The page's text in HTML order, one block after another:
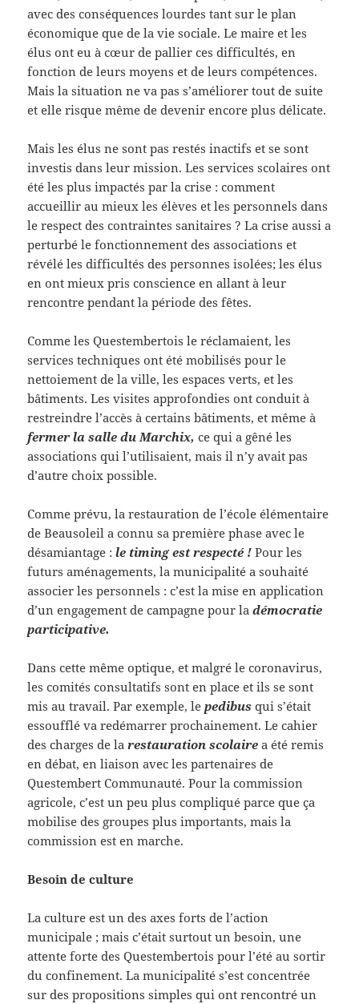
avec des conséquences lourdes tant sur le plan
économique que de la vie sociale. Le maire et les
élus ont eu à cœur de pallier ces difficultés, en
fonction de leurs moyens et de leurs compétences.
Mais la situation ne va pas s’améliorer tout de suite
et elle risque même de devenir encore plus délicate.
Mais les élus ne sont pas restés inactifs et se sont
investis dans leur mission. Les services scolaires ont
été les plus impactés par la crise : comment
accueillir au mieux les élèves et les personnels dans
le respect des contraintes sanitaires ? La crise aussi a
perturbé le fonctionnement des associations et
révélé les difficultés des personnes isolées; les élus
en ont mieux pris conscience en allant à leur
rencontre pendant la période des fêtes.
Comme les Questembertois le réclamaient, les
services techniques ont été mobilisés pour le
nettoiement de la ville, les espaces verts, et les
bâtiments. Les visites approfondies ont conduit à
restreindre l’accès à certains bâtiments, et même à
fermer la salle du Marchix, ce qui a gêné les
associations qui l’utilisaient, mais il n’y avait pas
d’autre choix possible.
Comme prévu, la restauration de l’école élémentaire
de Beausoleil a connu sa première phase avec le
désamiantage :le timing est respecté ! Pour les
futurs aménagements, la municipalité a souhaité
associer les personnels : c’est la mise en application
d’un engagement de campagne pour ladémocratie
participative.
Dans cette même optique, et malgré le coronavirus,
les comités consultatifs sont en place et ils se sont
mis au travail. Par exemple, lepedibus qui s’était
essoufflé va redémarrer prochainement. Le cahier
des charges de larestauration scolaire a été remis
en débat, en liaison avec les partenaires de
Questembert Communauté. Pour la commission
agricole, c’est un peu plus compliqué parce que ça
mobilise des groupes plus importants, mais la
commission est en marche.
Besoin de culture
La culture est un des axes forts de l’action
municipale ; mais c’était surtout un besoin, une
attente forte des Questembertois pour l’été au sortir
du confinement. La municipalité s’est concentrée
sur des propositions simples qui ont rencontré un